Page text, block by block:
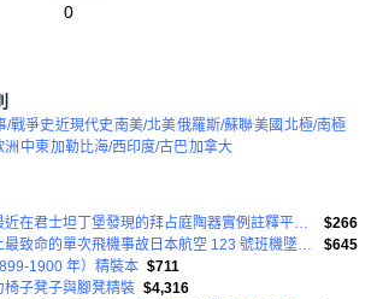
0
/戰爭史近現代史 南美/北美俄羅斯/蘇聯美國 北極/南極
洲 中東加勒比海/西印度/古巴加拿大
拜占庭陶瓷藝術：最近在君士坦丁堡發現的拜占庭陶器實例註釋平裝本
$266
空難調查：航空史上最致命的單次飛機事故日本航空 123 號班機墜毀平裝本
$645
1900 年）精裝本 $711
椅子凳子與腳凳精裝 $4,316